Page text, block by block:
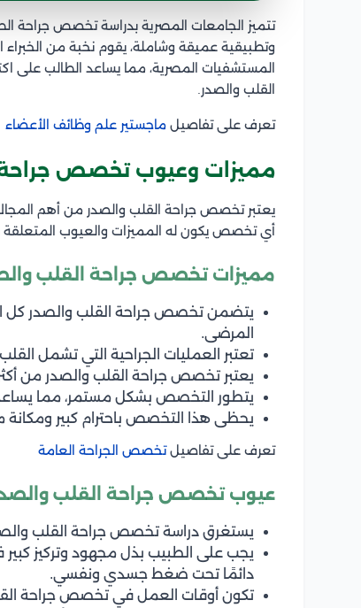
تتميز الجامعات المصرية بدراسة تخصص جراحة
وتطبيقية عميقة وشاملة، يقوم نخبة من الخبراء
المستشفيات المصرية، مما يساعد الطالب على
القلب والصدر.
تعرف على تفاصيل ماجستير علم وظائف الأعضاء
مميزات وعيوب تخصص جراحة
يعتبر تخصص جراحة القلب والصدر من أهم
أي تخصص يكون له المميزات والعيوب المتعلقة
مميزات تخصص جراحة القلب
يتضمن تخصص جراحة القلب والصدر كل
المرضى.
تعتبر العمليات الجراحية التي تشمل
يعتبر تخصص جراحة القلب والصدر من
يتطور التخصص بشكل مستمر، مما
يحظى هذا التخصص باحترام كبير
تعرف على تفاصيلتخصص الجراحة العامة
عيوب تخصص جراحة القلب
يستغرق دراسة تخصص جراحة القلب
يجب على الطبيب بذل مجهود وتركيز
دائمًا تحت ضغط جسدي ونفسي.
تكون أوقات العمل في تخصص جراحة